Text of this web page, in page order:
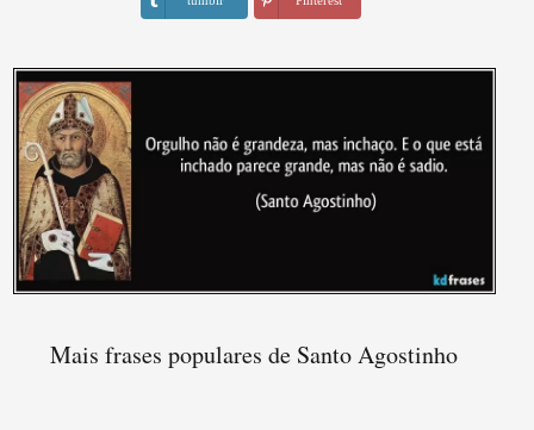
Mais frases populares de Santo Agostinho